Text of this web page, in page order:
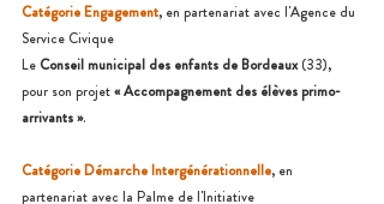
Catégorie Engagement, en partenariat avec l'Agence du
Service Civique
Le Conseil municipal des enfants de Bordeaux (33),
pour son projet « Accompagnement des élèves primo-
arrivants ».
Catégorie Démarche Intergénérationnelle, en
partenariat avec la Palme de l'Initiative